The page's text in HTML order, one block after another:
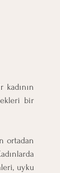
kadının
bir
ortadan
uyku